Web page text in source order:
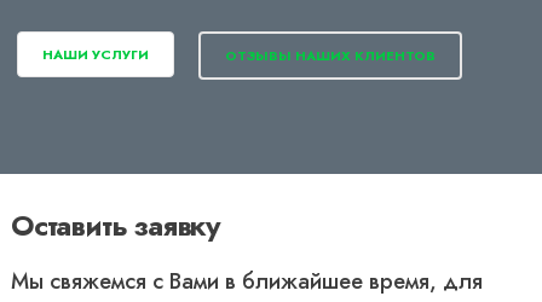
НАШИ УСЛУГИ ОТЗЫВЫ НАШИХ КЛИЕНТОВ
Оставить заявку
Мы свяжемся с Вами в ближайшее время, для